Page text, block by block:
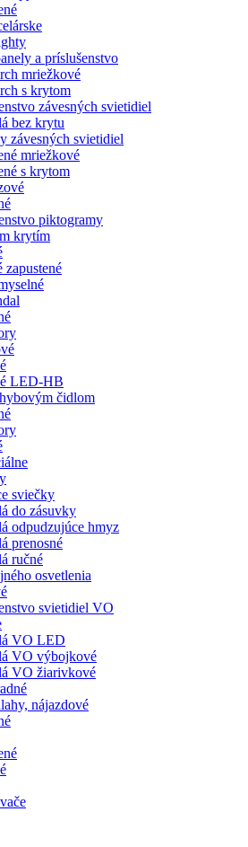
a príslušenstvo
mriežkové
s krytom
závesných svietidiel
bez krytu
závesných svietidiel
mriežkové
s krytom
piktogramy
krytím
zapustené
LED-HB
čidlom
sviečky
do zásuvky
odpudzujúce hmyz
prenosné
ručné
osvetlenia
svietidiel VO
VO LED
VO výbojkové
VO žiarivkové
nájazdové